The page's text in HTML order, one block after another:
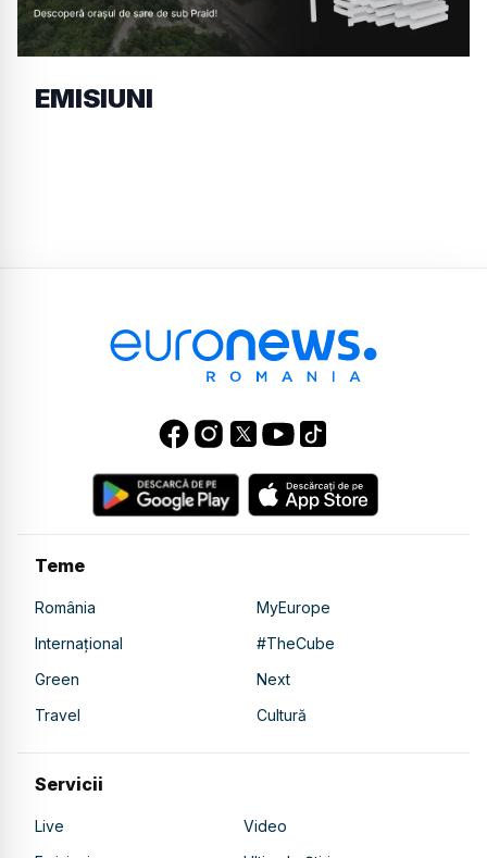
EMISIUNI
Teme
România
MyEurope
Internațional
#TheCube
Green
Next
Travel
Cultură
Servicii
Live
Video